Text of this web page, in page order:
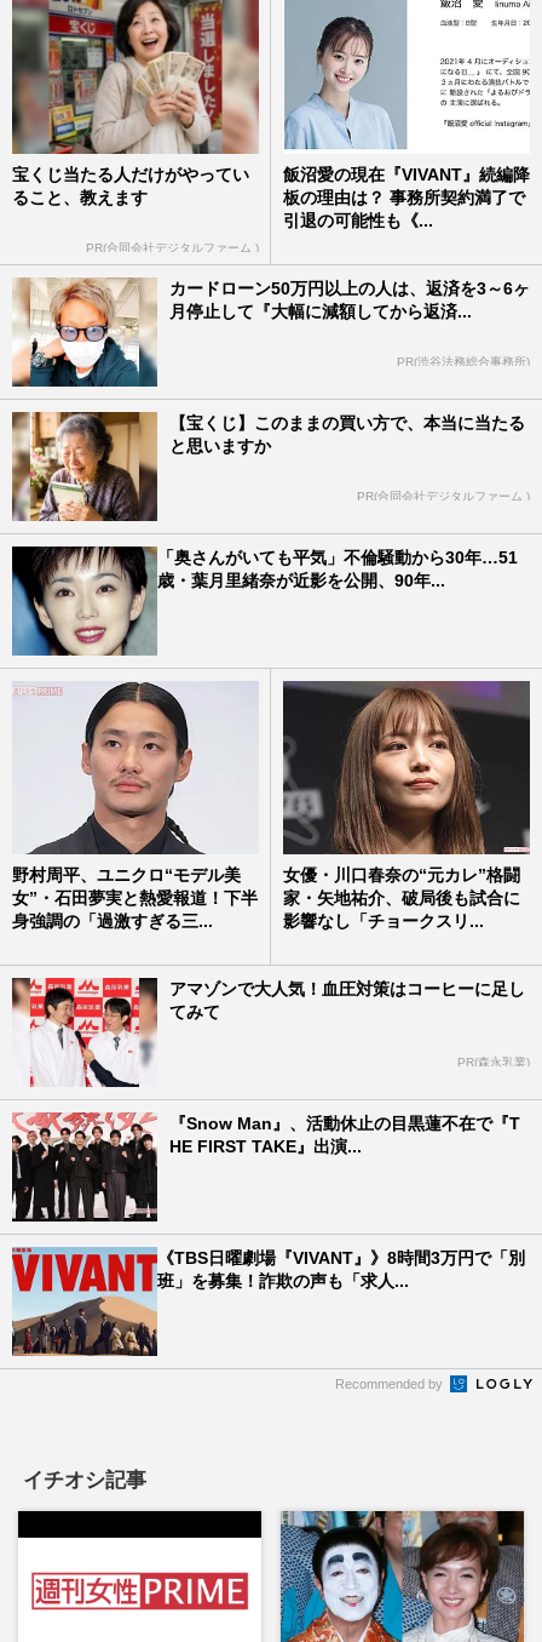
宝くじ当たる人だけがやってい
ること、教えます
PR(合同会社デジタルファーム )
飯沼愛の現在『VIVANT』続編降
板の理由は？ 事務所契約満了で
引退の可能性も《...
カードローン50万円以上の人は、返済を3～6ヶ
月停止して『大幅に減額してから返済...
PR(渋谷法務総合事務所)
【宝くじ】このままの買い方で、本当に当たる
と思いますか
PR(合同会社デジタルファーム )
「奥さんがいても平気」不倫騒動から30年…51
歳・葉月里緒奈が近影を公開、90年...
野村周平、ユニクロ“モデル美
女”・石田夢実と熱愛報道！下半
身強調の「過激すぎる三...
女優・川口春奈の“元カレ”格闘
家・矢地祐介、破局後も試合に
影響なし「チョークスリ...
アマゾンで大人気！血圧対策はコーヒーに足し
てみて
PR(森永乳業)
『Snow Man』、活動休止の目黒蓮不在で『T
HE FIRST TAKE』出演...
《TBS日曜劇場『VIVANT』》8時間3万円で「別
班」を募集！詐欺の声も「求人...
Recommended by
イチオシ記事